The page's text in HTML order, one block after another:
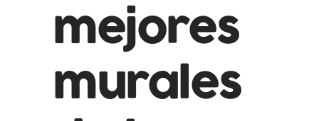
mejores
murales